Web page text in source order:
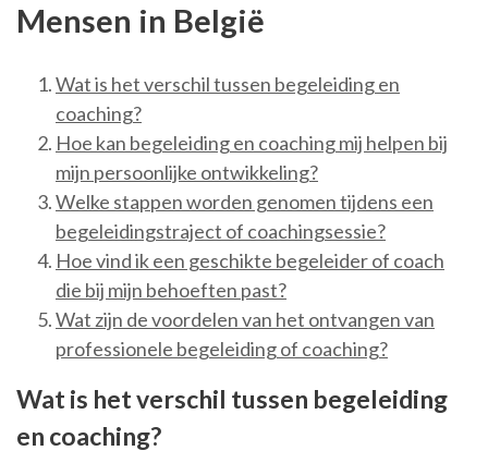
Mensen in België
Wat is het verschil tussen begeleiding en
coaching?
Hoe kan begeleiding en coaching mij helpen bij
mijn persoonlijke ontwikkeling?
Welke stappen worden genomen tijdens een
begeleidingstraject of coachingsessie?
Hoe vind ik een geschikte begeleider of coach
die bij mijn behoeften past?
Wat zijn de voordelen van het ontvangen van
professionele begeleiding of coaching?
Wat is het verschil tussen begeleiding
en coaching?